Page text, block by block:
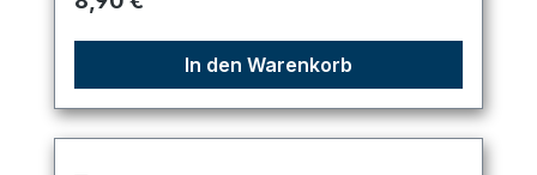
In den Warenkorb